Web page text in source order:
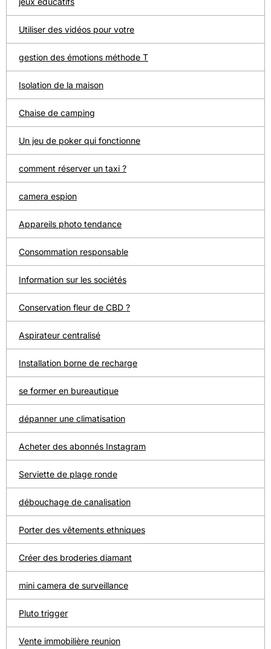
Utiliser des vidéos pour votre
gestion des émotions méthode T
Isolation de la maison
Chaise de camping
Un jeu de poker qui fonctionne
comment réserver un taxi ?
camera espion
Appareils photo tendance
Consommation responsable
Information sur les sociétés
Conservation fleur de CBD ?
Aspirateur centralisé
Installation borne de recharge
se former en bureautique
dépanner une climatisation
Acheter des abonnés Instagram
Serviette de plage ronde
débouchage de canalisation
Porter des vêtements ethniques
Créer des broderies diamant
mini camera de surveillance
Pluto trigger
Vente immobilière reunion